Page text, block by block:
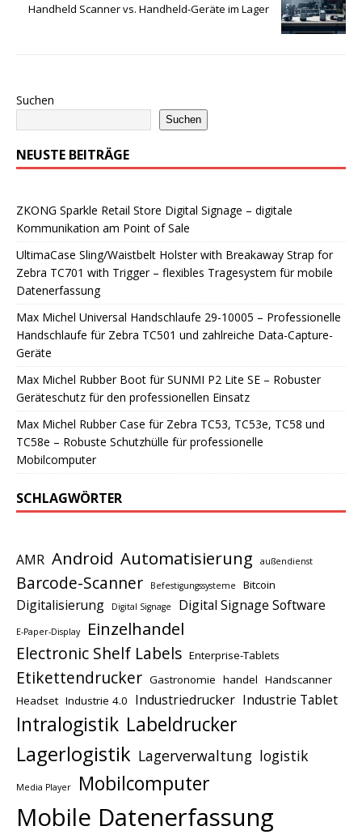
Handheld Scanner vs. Handheld-Geräte im Lager
Suchen
Suchen
NEUSTE BEITRÄGE
ZKONG Sparkle Retail Store Digital Signage – digitale
Kommunikation am Point of Sale
UltimaCase Sling/Waistbelt Holster with Breakaway Strap for
Zebra TC701 with Trigger – flexibles Tragesystem für mobile
Datenerfassung
Max Michel Universal Handschlaufe 29-10005 – Professionelle
Handschlaufe für Zebra TC501 und zahlreiche Data-Capture-
Geräte
Max Michel Rubber Boot für SUNMI P2 Lite SE – Robuster
Geräteschutz für den professionellen Einsatz
Max Michel Rubber Case für Zebra TC53, TC53e, TC58 und
TC58e – Robuste Schutzhülle für professionelle
Mobilcomputer
SCHLAGWÖRTER
AMR Android Automatisierung außendienst
Barcode-Scanner Befestigungssysteme Bitcoin
Digitalisierung Digital Signage Digital Signage Software
E-Paper-Display Einzelhandel
Electronic Shelf Labels Enterprise-Tablets
Etikettendrucker Gastronomie handel Handscanner
Headset Industrie 4.0 Industriedrucker Industrie Tablet
Intralogistik Labeldrucker
Lagerlogistik Lagerverwaltung logistik
Media Player Mobilcomputer
Mobile Datenerfassung